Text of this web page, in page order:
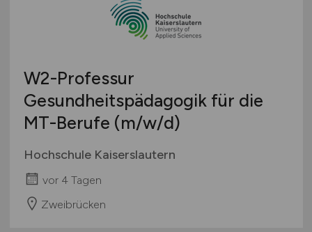
Studentenjobs / Werkstudenten
Mecklenburg-Vorpommern
Niedersachsen
Nordrhein-Westfalen
Saarland
Sachsen
Sachsen-Anhalt
W2-Professur
Gesundheitspädagogik für die
MT-Berufe (m/w/d)
Hochschule Kaiserslautern
vor 4 Tagen
Zweibrücken